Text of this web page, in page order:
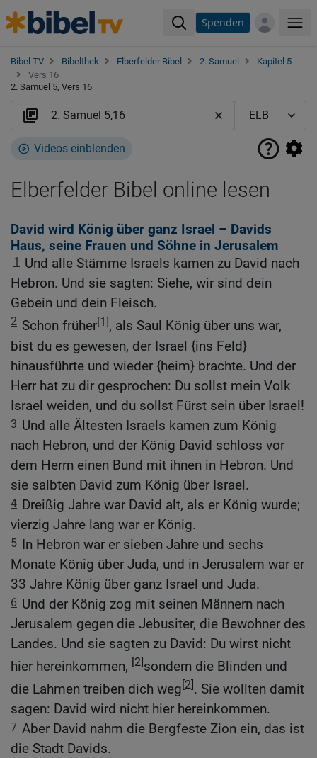
Spenden
Bibel TV Bibelthek Elberfelder Bibel 2. Samuel
Kapitel 5
Vers 16
2. Samuel 5, Vers 16
Videos einblenden
Elberfelder Bibel online lesen
David wird König über ganz Israel – Davids
Haus, seine Frauen und Söhne in Jerusalem
1
Und alle Stämme Israels kamen zu David nach
Hebron. Und sie sagten: Siehe, wir sind dein
Gebein und dein Fleisch.
2 Schon früher[1], als Saul König über uns war,
bist du es gewesen, der Israel {ins Feld}
hinausführte und wieder {heim} brachte. Und der
Herr hat zu dir gesprochen: Du sollst mein Volk
Israel weiden, und du sollst Fürst sein über Israel!
3 Und alle Ältesten Israels kamen zum König
nach Hebron, und der König David schloss vor
dem Herrn einen Bund mit ihnen in Hebron. Und
sie salbten David zum König über Israel.
4 Dreißig Jahre war David alt, als er König wurde;
vierzig Jahre lang war er König.
5 In Hebron war er sieben Jahre und sechs
Monate König über Juda, und in Jerusalem war er
33 Jahre König über ganz Israel und Juda.
6 Und der König zog mit seinen Männern nach
Jerusalem gegen die Jebusiter, die Bewohner des
Landes. Und sie sagten zu David: Du wirst nicht
hier hereinkommen, [2]sondern die Blinden und
die Lahmen treiben dich weg[2]. Sie wollten damit
sagen: David wird nicht hier hereinkommen.
7 Aber David nahm die Bergfeste Zion ein, das ist
die Stadt Davids.